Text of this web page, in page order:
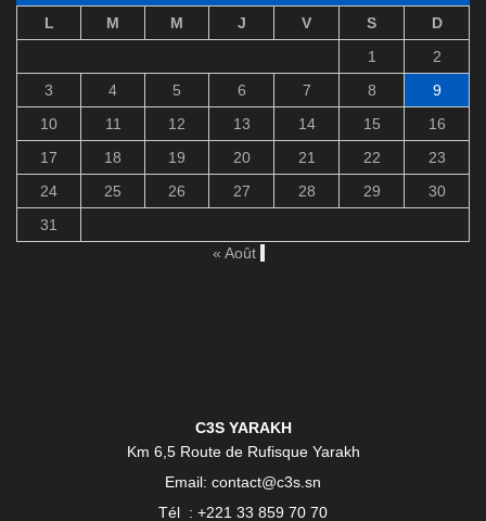
L
M M J V S
D
1
2
3
4 5 6 7 8
9
10
11 12 13 14 15
16
17
18 19 20 21 22
23
24
25 26 27 28 29
30
31
« Août
C3S YARAKH
Km 6,5 Route de Rufisque Yarakh
Email: contact@c3s.sn
Tél : +221 33 859 70 70